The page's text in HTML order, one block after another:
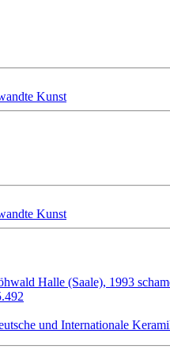
Kunst
Kunst
und Internationale